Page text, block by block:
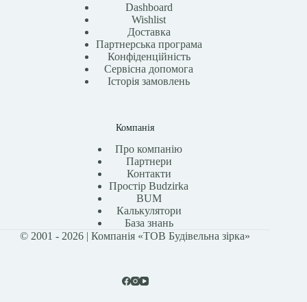
Dashboard
Wishlist
Доставка
Партнерська програма
Конфіденційність
Сервісна допомога
Історія замовлень
Компанія
Про компанію
Партнери
Контакти
Простір Budzirka
BUM
Калькулятори
База знань
© 2001 - 2026 | Компанія «ТОВ Будівельна зірка»